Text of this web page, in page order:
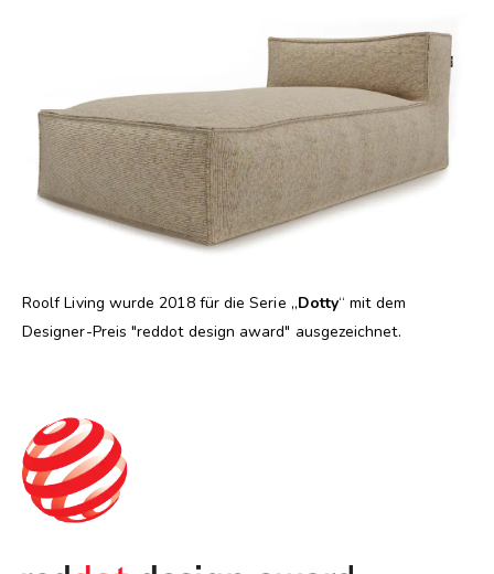
Roolf Living wurde 2018 für die Serie „Dotty“ mit dem
Designer-Preis "reddot design award" ausgezeichnet.